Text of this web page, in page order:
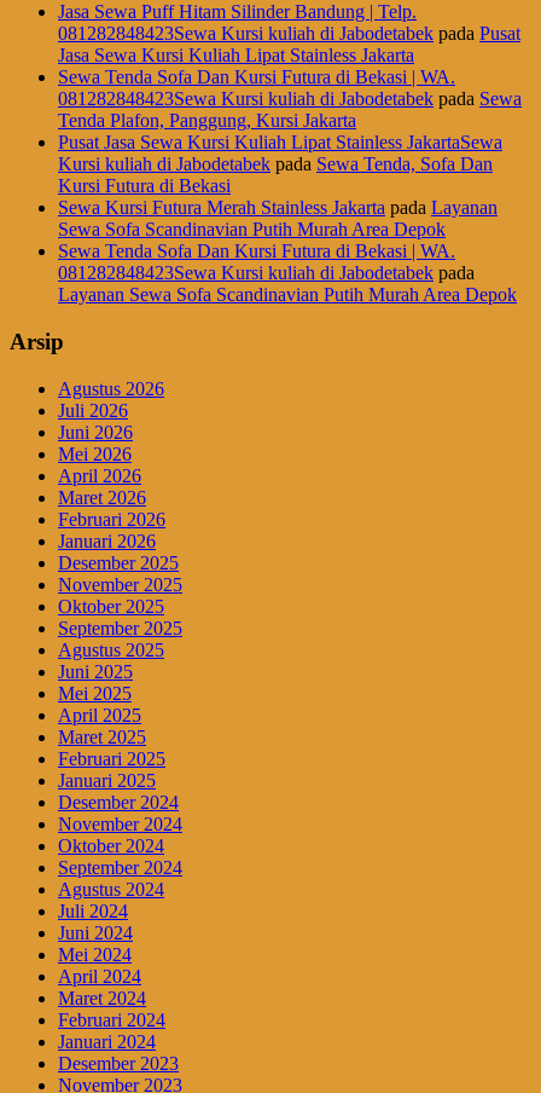
Jasa Sewa Puff Hitam Silinder Bandung | Telp.
081282848423Sewa Kursi kuliah di Jabodetabek pada Pusat
Jasa Sewa Kursi Kuliah Lipat Stainless Jakarta
Sewa Tenda Sofa Dan Kursi Futura di Bekasi | WA.
081282848423Sewa Kursi kuliah di Jabodetabek pada Sewa
Tenda Plafon, Panggung, Kursi Jakarta
Pusat Jasa Sewa Kursi Kuliah Lipat Stainless JakartaSewa
Kursi kuliah di Jabodetabek pada Sewa Tenda, Sofa Dan
Kursi Futura di Bekasi
Sewa Kursi Futura Merah Stainless Jakarta pada Layanan
Sewa Sofa Scandinavian Putih Murah Area Depok
Sewa Tenda Sofa Dan Kursi Futura di Bekasi | WA.
081282848423Sewa Kursi kuliah di Jabodetabek pada
Layanan Sewa Sofa Scandinavian Putih Murah Area Depok
Arsip
Agustus 2026
Juli 2026
Juni 2026
Mei 2026
April 2026
Maret 2026
Februari 2026
Januari 2026
Desember 2025
November 2025
Oktober 2025
September 2025
Agustus 2025
Juni 2025
Mei 2025
April 2025
Maret 2025
Februari 2025
Januari 2025
Desember 2024
November 2024
Oktober 2024
September 2024
Agustus 2024
Juli 2024
Juni 2024
Mei 2024
April 2024
Maret 2024
Februari 2024
Januari 2024
Desember 2023
November 2023